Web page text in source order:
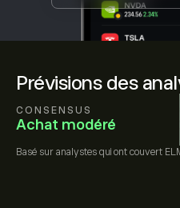
Prévisions des
CONSENSUS
Achat modéré
Basé sur analystes qui ont couvert